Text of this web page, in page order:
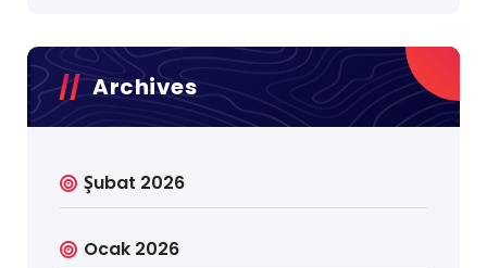
Archives
Şubat 2026
Ocak 2026